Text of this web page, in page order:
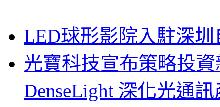
LED球形影院入駐深
光寶科技宣布策略投
DenseLight 深化光通